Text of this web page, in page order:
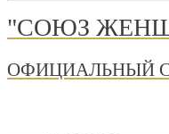
"СОЮЗ
ОФИЦИАЛЬНЫЙ